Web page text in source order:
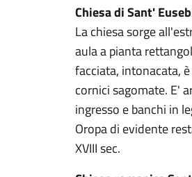
Chiesa di Sant'
La chiesa sorge
aula a pianta
facciata, intonacata,
cornici sagomate. E'
ingresso e banchi in
Oropa di evidente
XVIII sec.